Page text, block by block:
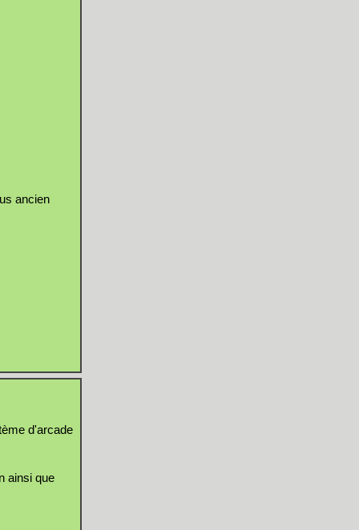
ancien
d'arcade
ainsi que